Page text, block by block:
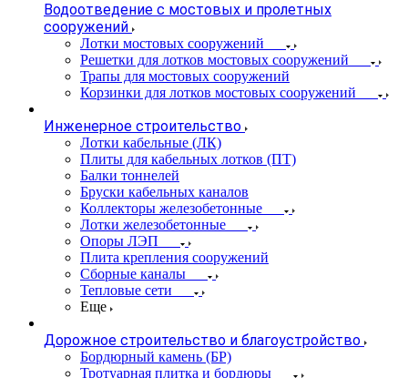
Водоотведение с мостовых и пролетных
сооружений
Лотки мостовых сооружений
Решетки для лотков мостовых сооружений
Трапы для мостовых сооружений
Корзинки для лотков мостовых сооружений
Инженерное строительство
Лотки кабельные (ЛК)
Плиты для кабельных лотков (ПТ)
Балки тоннелей
Бруски кабельных каналов
Коллекторы железобетонные
Лотки железобетонные
Опоры ЛЭП
Плита крепления сооружений
Сборные каналы
Тепловые сети
Еще
Дорожное строительство и благоустройство
Бордюрный камень (БР)
Тротуарная плитка и бордюры